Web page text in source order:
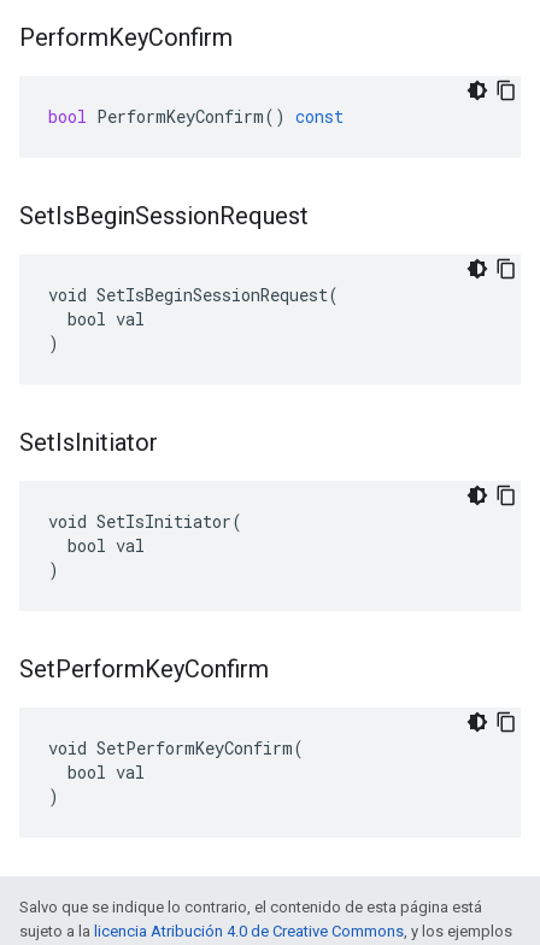
PerformKeyConfirm
bool PerformKeyConfirm() const
SetIsBeginSessionRequest
void SetIsBeginSessionRequest(
  bool val
)
SetIsInitiator
void SetIsInitiator(
  bool val
)
SetPerformKeyConfirm
void SetPerformKeyConfirm(
  bool val
)
Salvo que se indique lo contrario, el contenido de esta página está
sujeto a la licencia Atribución 4.0 de Creative Commons, y los ejemplos